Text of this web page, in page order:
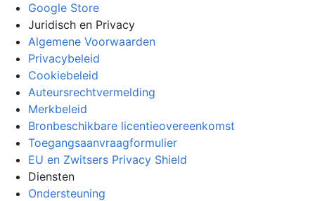
Google Store
Juridisch en Privacy
Algemene Voorwaarden
Privacybeleid
Cookiebeleid
Auteursrechtvermelding
Merkbeleid
Bronbeschikbare licentieovereenkomst
Toegangsaanvraagformulier
EU en Zwitsers Privacy Shield
Diensten
Ondersteuning